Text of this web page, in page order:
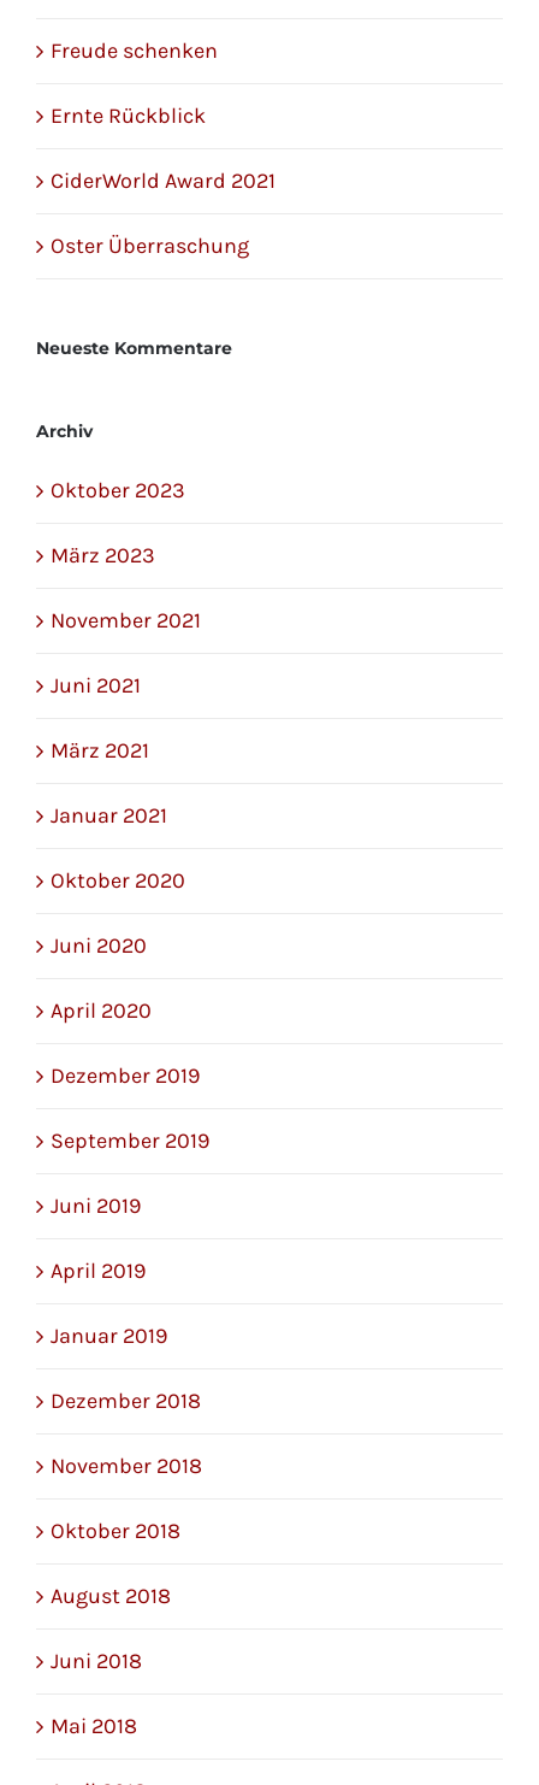
Freude schenken
Ernte Rückblick
CiderWorld Award 2021
Oster Überraschung
Neueste Kommentare
Archiv
Oktober 2023
März 2023
November 2021
Juni 2021
März 2021
Januar 2021
Oktober 2020
Juni 2020
April 2020
Dezember 2019
September 2019
Juni 2019
April 2019
Januar 2019
Dezember 2018
November 2018
Oktober 2018
August 2018
Juni 2018
Mai 2018